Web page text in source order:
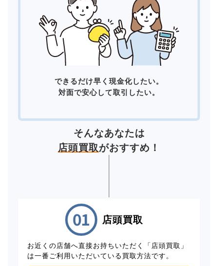
できるだけ早く現金化したい。
対面で安心して取引したい。
そんなあなたは
店頭買取がおすすめ！
店頭買取
お近くの店舗へ直接お持ちいただく「店頭買取」
は一番ご利用いただいている買取方法です。